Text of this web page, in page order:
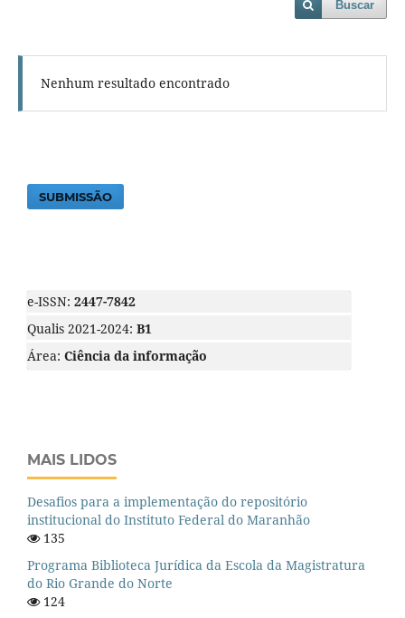
Buscar
Nenhum resultado encontrado
SUBMISSÃO
e-ISSN: 2447-7842
Qualis 2021-2024: B1
Área: Ciência da informação
MAIS LIDOS
Desafios para a implementação do repositório
institucional do Instituto Federal do Maranhão
135
Programa Biblioteca Jurídica da Escola da Magistratura
do Rio Grande do Norte
124